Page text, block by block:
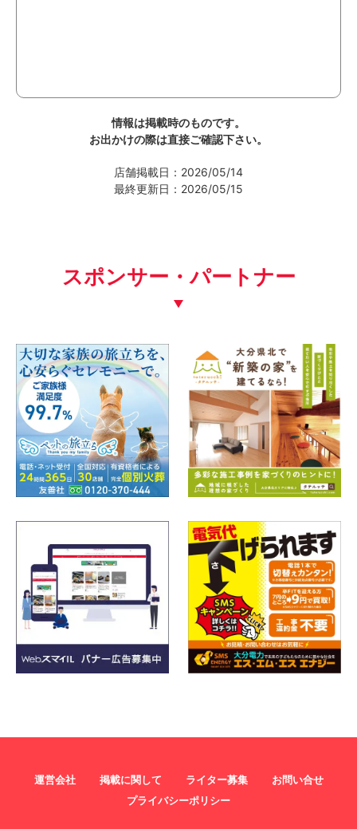
情報は掲載時のものです。
お出かけの際は直接ご確認下さい。
店舗掲載日：2026/05/14
最終更新日：2026/05/15
スポンサー・パートナー
運営会社 掲載に関して ライター募集
お問い合せ
プライバシーポリシー